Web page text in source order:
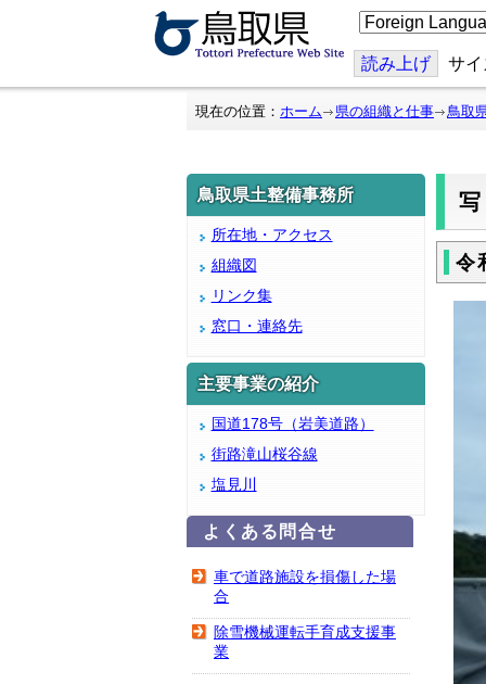
こ
の
ジ
を
翻
読み上げ サ
現在の位置： ホーム 県の組織と仕事 鳥取
鳥取県土整備事務所
所在地・アクセス
組織図
リンク集
窓口・連絡先
主要事業の紹介
国道178号（岩美道路）
街路滝山桜谷線
塩見川
よくある問合せ
車で道路施設を損傷した場
合
除雪機械運転手育成支援事
業
令